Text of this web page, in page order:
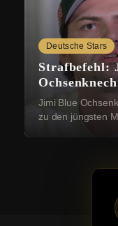
Deutsche Stars
Strafbefehl:
gegen
Jimi Blue
zu den jüngsten